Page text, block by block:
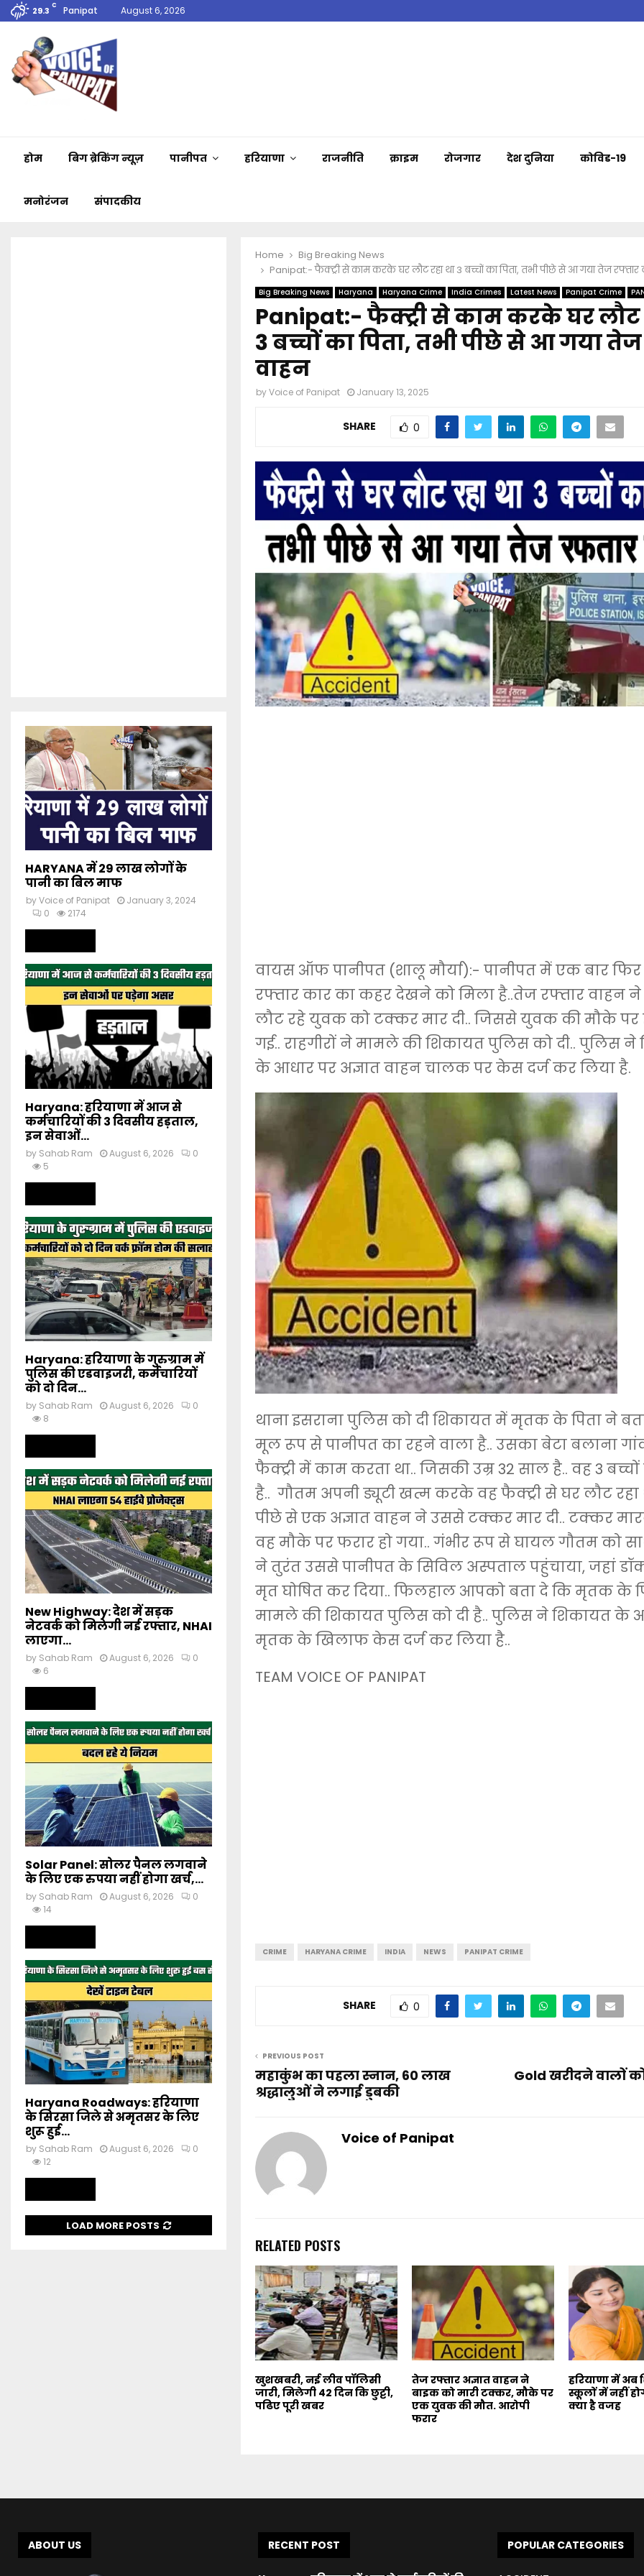
29.3 C Panipat August 6, 2026
होम बिग ब्रेकिंग न्यूज़ पानीपत हरियाणा राजनीति क्राइम रोजगार देश दुनिया कोविड-19
मनोरंजन संपादकीय
Home
Big Breaking News
Panipat:- फैक्ट्री से काम करके घर लौट रहा था 3 बच्चों का पिता, तभी पीछे से आ गया तेज रफ्तार
Big Breaking News Haryana Haryana Crime India Crimes Latest News Panipat Crime
Panipat:- फैक्ट्री से काम करके घर लौट
3 बच्चों का पिता, तभी पीछे से आ गया
वाहन
byVoice of Panipat January 13, 2025
SHARE 0
वायस ऑफ पानीपत (शालू मौर्या):- पानीपत में एक बार
रफ्तार कार का कहर देखने को मिला है..तेज रफ्तार वाहन ने
लौट रहे युवक को टक्कर मार दी.. जिससे युवक की मौके पर
गई.. राहगीरों ने मामले की शिकायत पुलिस को दी.. पुलिस ने
के आधार पर अज्ञात वाहन चालक पर केस दर्ज कर लिया है.
थाना इसराना पुलिस को दी शिकायत में मृतक के पिता ने
मूल रूप से पानीपत का रहने वाला है.. उसका बेटा बलाना
फैक्ट्री में काम करता था.. जिसकी उम्र 32 साल है.. वह 3 बच्चों
है.. गौतम अपनी ड्यूटी खत्म करके वह फैक्ट्री से घर लौट रहा
पीछे से एक अज्ञात वाहन ने उससे टक्कर मार दी.. टक्कर
वह मौके पर फरार हो गया.. गंभीर रूप से घायल गौतम को
ने तुरंत उससे पानीपत के सिविल अस्पताल पहुंचाया, जहां
मृत घोषित कर दिया.. फिलहाल आपको बता दे कि मृतक के
मामले की शिकायत पुलिस को दी है.. पुलिस ने शिकायत के
मृतक के खिलाफ केस दर्ज कर लिया है..
TEAM VOICE OF PANIPAT
CRIME HARYANA CRIME INDIA NEWS PANIPAT CRIME
SHARE 0
PREVIOUS POST
महाकुंभ का पहला स्नान, 60 लाख
श्रद्धालुओं ने लगाई डुबकी
Gold खरीदने वालों
Voice of Panipat
RELATED POSTS
खुशखबरी, नई लीव पॉलिसी
जारी, मिलेगी 42 दिन कि छुट्टी,
पढिए पूरी खबर
तेज रफ्तार अज्ञात वाहन ने
बाइक को मारी टक्कर, मौके पर
एक युवक की मौत. आरोपी
फरार
हरियाणा में अब
स्कूलों में नहीं
क्या है वजह
HARYANA में 29 लाख लोगों के
पानी का बिल माफ
byVoice of Panipat
January 3, 2024
0
2174
Haryana: हरियाणा में आज से
कर्मचारियों की 3 दिवसीय हड़ताल,
इन सेवाओं...
by Sahab Ram August 6, 2026
0
5
Haryana: हरियाणा के गुरुग्राम में
पुलिस की एडवाइजरी, कर्मचारियों
को दो दिन...
by Sahab Ram August 6, 2026
0
8
New Highway: देश में सड़क
नेटवर्क को मिलेगी नई रफ्तार, NHAI
लाएगा...
by Sahab Ram August 6, 2026
0
6
Solar Panel: सोलर पैनल लगवाने
के लिए एक रुपया नहीं होगा खर्च,...
by Sahab Ram August 6, 2026
0
14
Haryana Roadways: हरियाणा
के सिरसा जिले से अमृतसर के लिए
शुरू हुई...
by Sahab Ram August 6, 2026
0
12
LOAD MORE POSTS
ABOUT US RECENT POST POPULAR CATEGORIES